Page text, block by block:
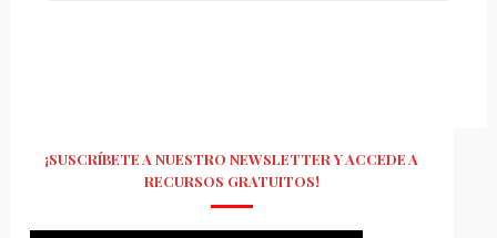
¡SUSCRÍBETE A NUESTRO NEWSLETTER Y ACCEDE A
RECURSOS GRATUITOS!